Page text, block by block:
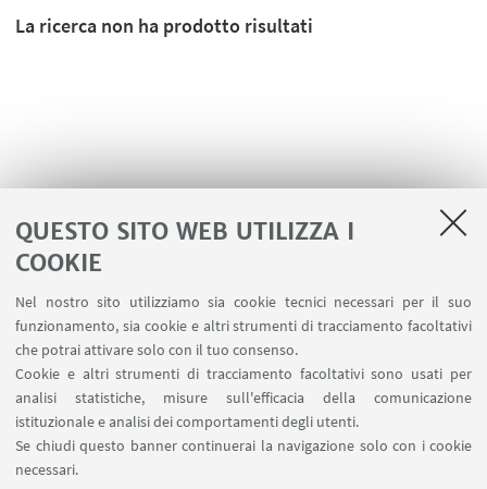
QUESTO SITO WEB UTILIZZA I
COOKIE
Nel nostro sito utilizziamo sia cookie tecnici necessari per il suo
funzionamento, sia cookie e altri strumenti di tracciamento facoltativi
che potrai attivare solo con il tuo consenso.
Cookie e altri strumenti di tracciamento facoltativi sono usati per
analisi statistiche, misure sull'efficacia della comunicazione
istituzionale e analisi dei comportamenti degli utenti.
Se chiudi questo banner continuerai la navigazione solo con i cookie
necessari.
La ricerca non ha prodotto risultati
LINK UTILI
Area riservata
Contatti
Prenotazione aule BiGeA